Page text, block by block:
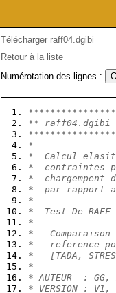
Télécharger raff04.dgibi
Retour à la liste
Numérotation des lignes :
** raff04.dgibi
*
*  Calcul
*  contraintes
*
*  par rapport
*
*  Test De
*
*
*   reference
*   [TADA,
*
* AUTEUR  :
* VERSION :